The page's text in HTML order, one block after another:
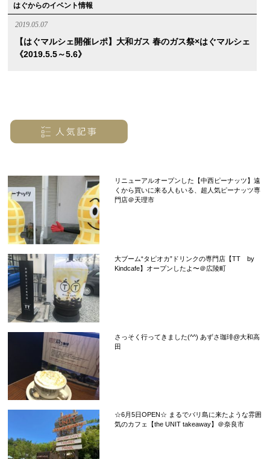
はぐからのイベント情報
2019.05.07
【はぐマルシェ開催レポ】大和ガス 春のガス祭×はぐマルシェ
《2019.5.5～5.6》
リニューアルオープンした【中西ピーナッツ】遠
くから買いに来る人もいる、超人気ピーナッツ専
門店＠天理市
大ブーム“タピオカ”ドリンクの専門店【TT by
Kindcafe】オープンしたよ〜＠広陵町
さっそく行ってきました(^^) あずさ珈琲@大和高
田
☆6月5日OPEN☆ まるでバリ島に来たような雰囲
気のカフェ【the UNIT takeaway】＠奈良市